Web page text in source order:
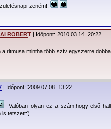
zeném!!
ROBERT | Időpont: 2010.03.14. 20:22
a ritmusa mintha több szív egyszerre
| Időpont: 2009.07.08. 13:22
Valóban olyan ez a szám,hogy első
is tetszett:)